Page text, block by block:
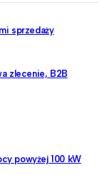
sprzedaży
zlecenie, B2B
powyżej 100 kW